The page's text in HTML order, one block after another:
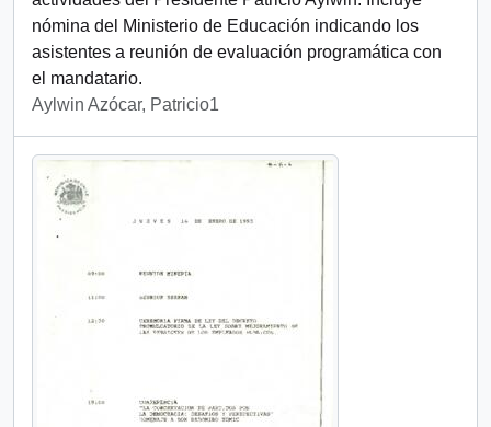
nómina del Ministerio de Educación indicando los
asistentes a reunión de evaluación programática con
el mandatario.
Aylwin Azócar, Patricio1